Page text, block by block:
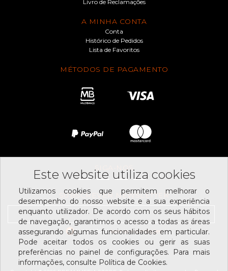
Livro de Reclamações
A MINHA CONTA
Conta
Histórico de Pedidos
Lista de Favoritos
MÉTODOS DE PAGAMENTO
SIGA-NOS
SUBSCREVER NEWSLETTER
Li e aceito ostermos e condições
Este website utiliza cookies
Utilizamos cookies que permitem melhorar o
desempenho do nosso website e a sua experiência
enquanto utilizador. De acordo com os seus hábitos
de navegação, garantimos o acesso a todas as áreas
assegurando algumas funcionalidades em particular.
Pode aceitar todos os cookies ou gerir as suas
preferências no painel de configurações. Para mais
informações, consulte Política de Cookies.